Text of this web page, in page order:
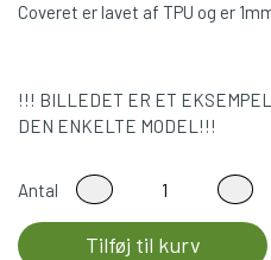
Coveret er lavet af TPU og er
!!! BILLEDET ER ET
DEN ENKELTE MODEL!!!
Antal
Tilføj til kurv